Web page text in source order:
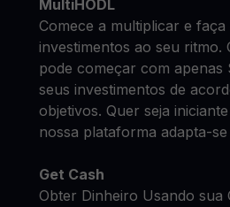
MultiHODL
Comece a multiplicar e
investimentos ao seu ritmo.
pode começar com apenas
seus investimentos de
objetivos. Quer seja
nossa plataforma adapta-
Get Cash
Obter Dinheiro Usando sua